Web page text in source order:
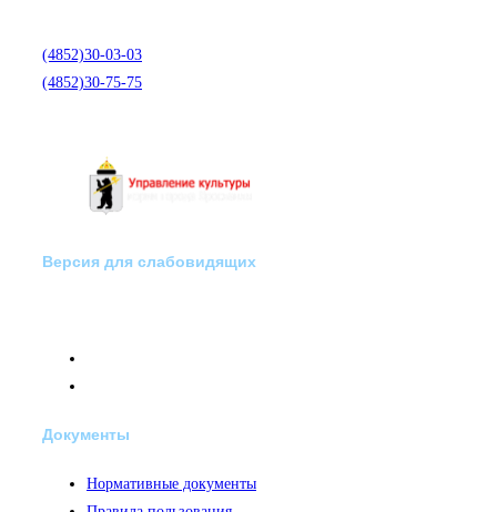
(4852)30-03-03
(4852)30-75-75
Версия для слабовидящих
Документы
Нормативные документы